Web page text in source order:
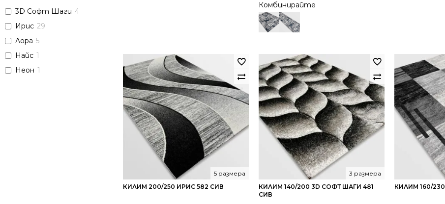
3D Софт Шаги 4
Ирис 29
Лора 5
Найс 1
Неон 1
Комбинирайте
КИЛИМ 200/250 ИРИС 582 СИВ
5 размера
КИЛИМ 140/200 3D СОФТ ШАГИ 481
СИВ
3 размера
КИЛИМ 160/